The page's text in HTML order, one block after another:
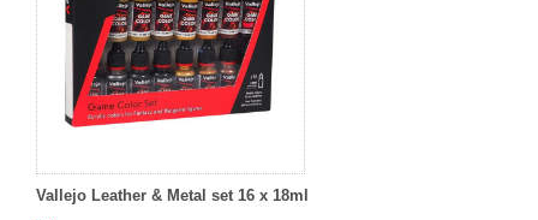
Vallejo Leather & Metal set 16 x 18ml